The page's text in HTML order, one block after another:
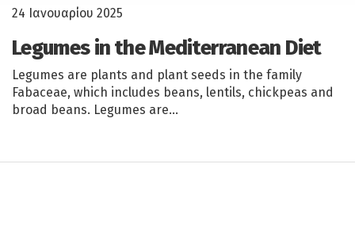
24 Ιανουαρίου 2025
Legumes in the Mediterranean Diet
Legumes are plants and plant seeds in the family
Fabaceae, which includes beans, lentils, chickpeas and
broad beans. Legumes are…